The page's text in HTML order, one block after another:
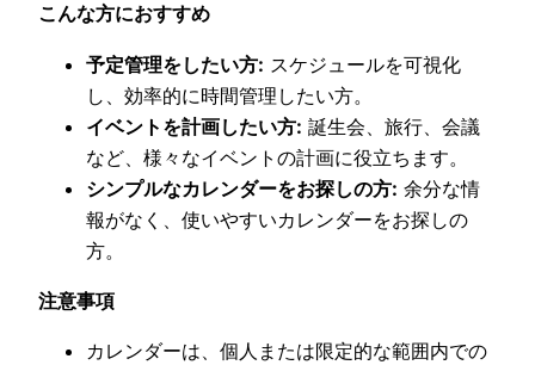
こんな方におすすめ
予定管理をしたい方: スケジュールを可視化
し、効率的に時間管理したい方。
イベントを計画したい方: 誕生会、旅行、会議
など、様々なイベントの計画に役立ちます。
シンプルなカレンダーをお探しの方: 余分な情
報がなく、使いやすいカレンダーをお探しの
方。
注意事項
カレンダーは、個人または限定的な範囲内での